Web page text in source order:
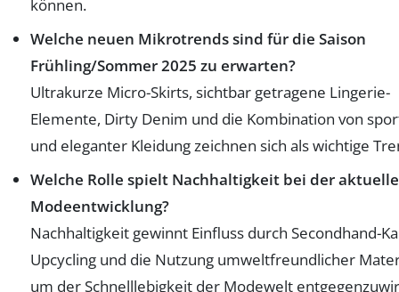
können.
Welche neuen Mikrotrends sind für die Saison
Frühling/Sommer 2025 zu erwarten?
Ultrakurze Micro-Skirts, sichtbar getragene Lingerie-
Elemente, Dirty Denim und die Kombination von
und eleganter Kleidung zeichnen sich als wichtige
Welche Rolle spielt Nachhaltigkeit bei der
Modeentwicklung?
Nachhaltigkeit gewinnt Einfluss durch Secondhand-
Upcycling und die Nutzung umweltfreundlicher
um der Schnelllebigkeit der Modewelt